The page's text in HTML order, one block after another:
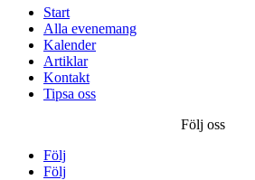
Start
Alla evenemang
Kalender
Artiklar
Kontakt
Tipsa oss
Följ oss
Följ
Följ